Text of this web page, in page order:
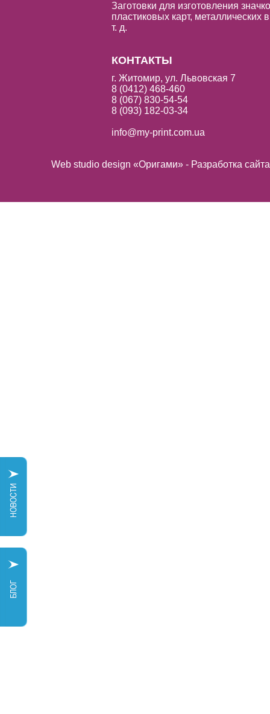
Заготовки для изготовления
пластиковых карт, металлических
т. д.
КОНТАКТЫ
г. Житомир, ул. Львовская 7
8 (0412) 468-460
8 (067) 830-54-54
8 (093) 182-03-34
info@my-print.com.ua
Web studio design «Оригами» - Разработка